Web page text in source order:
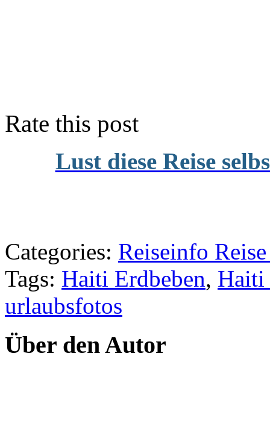
Rate this post
Lust diese Reise
Categories: Reiseinfo
Tags: Haiti Erdbeben,
urlaubsfotos
Über den Autor